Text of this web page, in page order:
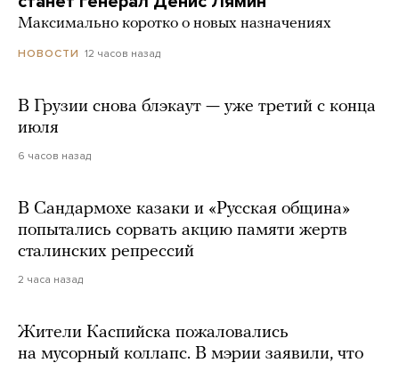
Максимально коротко о новых назначениях
НОВОСТИ 12 часов назад
В Грузии снова блэкаут — уже третий с конца
июля
6 часов назад
В Сандармохе казаки и «Русская община»
попытались сорвать акцию памяти жертв
сталинских репрессий
2 часа назад
Жители Каспийска пожаловались
на мусорный коллапс. В мэрии заявили, что